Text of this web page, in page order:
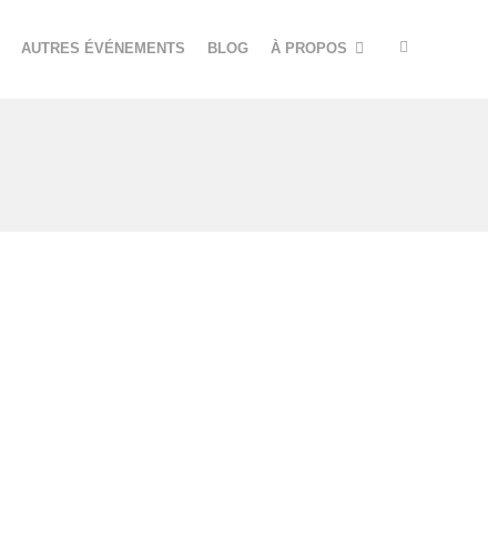
AUTRES ÉVÉNEMENTS BLOG À PROPOS